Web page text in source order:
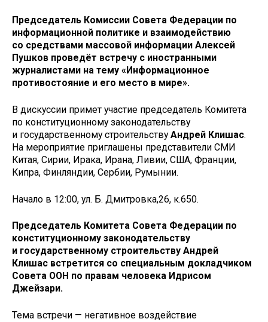
Председатель Комиссии Совета Федерации по
информационной политике и взаимодействию
со средствами массовой информации Алексей
Пушков проведёт встречу с иностранными
журналистами на тему «Информационное
противостояние и его место в мире».
В дискуссии примет участие председатель Комитета
по конституционному законодательству
и государственному строительствуАндрей Клишас.
На мероприятие приглашены представители СМИ
Китая, Сирии, Ирака, Ирана, Ливии, США, Франции,
Кипра, Финляндии, Сербии, Румынии.
Начало в 12:00, ул. Б. Дмитровка,26, к.650.
Председатель Комитета Совета Федерации по
конституционному законодательству
и государственному строительству Андрей
Клишас встретится со специальным докладчиком
Совета ООН по правам человека Идрисом
Джейзари.
Тема встречи — негативное воздействие